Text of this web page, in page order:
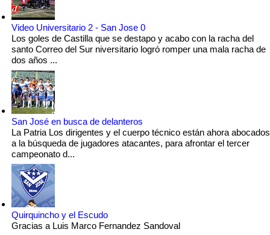
Video Universitario 2 - San Jose 0
Los goles de Castilla que se destapo y acabo con la racha del
santo Correo del Sur niversitario logró romper una mala racha de
dos años ...
San José en busca de delanteros
La Patria Los dirigentes y el cuerpo técnico están ahora abocados
a la búsqueda de jugadores atacantes, para afrontar el tercer
campeonato d...
Quirquincho y el Escudo
Gracias a Luis Marco Fernandez Sandoval